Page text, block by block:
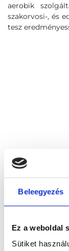
Beleegyezés
Ez a weboldal
Sütiket
aerobik
szakorvosi-, és
tesz
Budapest,